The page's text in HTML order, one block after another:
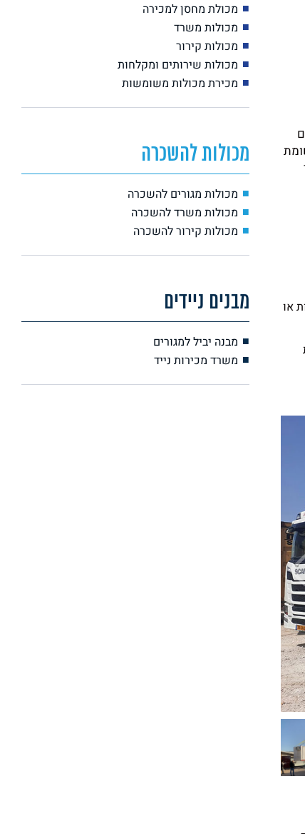
או
מכולת מחסן למכירה
מכולות משרד
מכולות קירור
מכולות שירותים ומקלחות
מכירת מכולות משומשות
מכולות להשכרה
מכולות מגורים להשכרה
מכולות משרד להשכרה
מכולות קירור להשכרה
מבנים ניידים
מבנה יביל למגורים
משרד מכירות נייד